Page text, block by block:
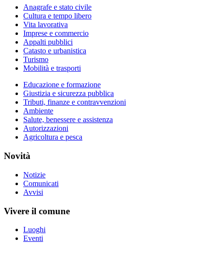
Anagrafe e stato civile
Cultura e tempo libero
Vita lavorativa
Imprese e commercio
Appalti pubblici
Catasto e urbanistica
Turismo
Mobilità e trasporti
Educazione e formazione
Giustizia e sicurezza pubblica
Tributi, finanze e contravvenzioni
Ambiente
Salute, benessere e assistenza
Autorizzazioni
Agricoltura e pesca
Novità
Notizie
Comunicati
Avvisi
Vivere il comune
Luoghi
Eventi